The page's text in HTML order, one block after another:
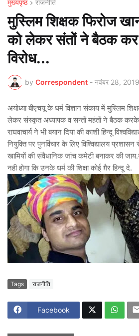
मुख्यपृष्ठ राजनीति
मुस्लिम शिक्षक फिरोज
को लेकर संतों ने बैठक कर
विरोध...
by Correspondent - नवंबर 28, 2019
अयोध्या बीएचयू के धर्म विज्ञान संकाय में मुस्लिम
लेकर संस्कृत अध्यापक व सन्तों महंतों ने बैठक करके
राघवाचार्य ने भी बयान दिया की काशी हिन्दू
नियुक्ति पर पुनर्विचार के लिए विश्विद्यालय
खामियों की संवैधानिक जांच कमेटी बनाकर की जाय.ये
नही होगा कि उनके धर्म की शिक्षा कोई ग़ैर हिन्दू दे.
Tags राजनीति
Facebook